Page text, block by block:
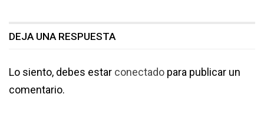
DEJA UNA RESPUESTA
Lo siento, debes estar conectado para publicar un
comentario.